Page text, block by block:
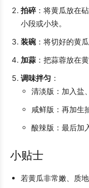
拍碎：将黄瓜放在
小段或小块。
装碗：将切好的黄
加蒜 ：把蒜蓉放在黄
调味拌匀 ：
清淡版：加入盐
咸鲜版：再加生
酸辣版：最后加
小贴士
若黄瓜非常嫩、质